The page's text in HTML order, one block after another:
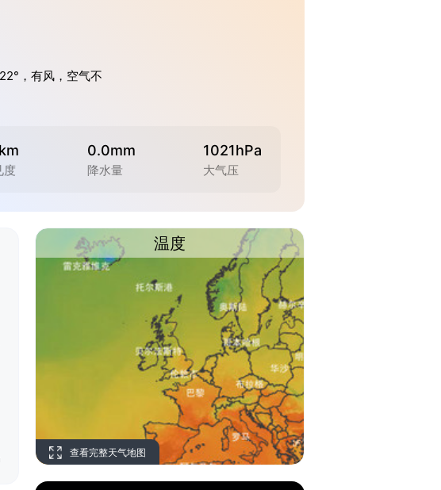
，有风，空气不
度
0.0mm
降水量
1021hPa
大气压
温度
查看完整天气地图